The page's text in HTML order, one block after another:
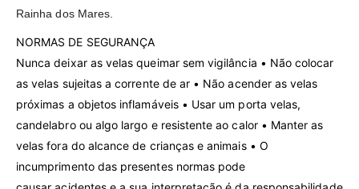
Rainha dos Mares.
NORMAS DE SEGURANÇA
Nunca deixar as velas queimar sem vigilância • Não colocar
as velas sujeitas a corrente de ar • Não acender as velas
próximas a objetos inflamáveis • Usar um porta velas,
candelabro ou algo largo e resistente ao calor • Manter as
velas fora do alcan­ce de crianças e animais • O
incumprimento das presen­tes normas pode